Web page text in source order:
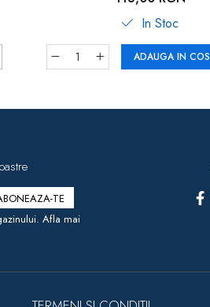
In Stoc
ADAUGA IN COS
Afla mai